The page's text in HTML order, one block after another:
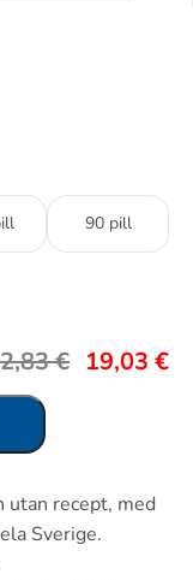
90 pill
€ 19,03 €
utan recept, med
Sverige.